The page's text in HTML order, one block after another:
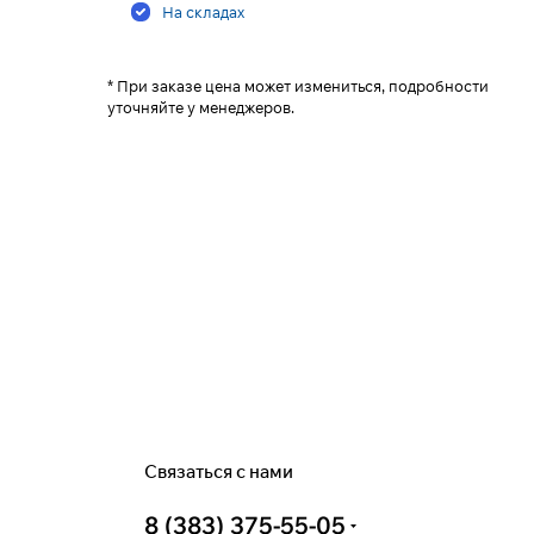
На складах
* При заказе цена может измениться, подробности
уточняйте у менеджеров.
Связаться с нами
8 (383) 375-55-05